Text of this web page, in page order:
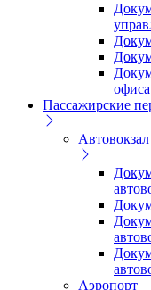
Пассажирские
Автовокзал
Аэропорт